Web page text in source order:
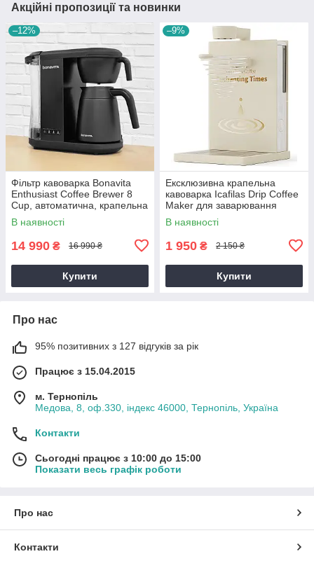
Акційні пропозиції та новинки
–12%
Фільтр кавоварка Bonavita
Enthusiast Coffee Brewer 8
Cup, автоматична, крапельна
фільтраційна фільтраційна
В наявності
14 990 ₴ 16 990 ₴
Купити
–9%
Ексклюзивна крапельна
кавоварка Icafilas Drip Coffee
Maker для заварювання
фільтр кави, Кавоварка
крапельна
В наявності
1 950 ₴ 2 150 ₴
Купити
Про нас
95% позитивних з 127 відгуків за рік
Працює з 15.04.2015
м. Тернопіль
Медова, 8, оф.330, індекс 46000, Тернопіль, Україна
Контакти
Сьогодні працює з 10:00 до 15:00
Показати весь графік роботи
Про нас
Контакти